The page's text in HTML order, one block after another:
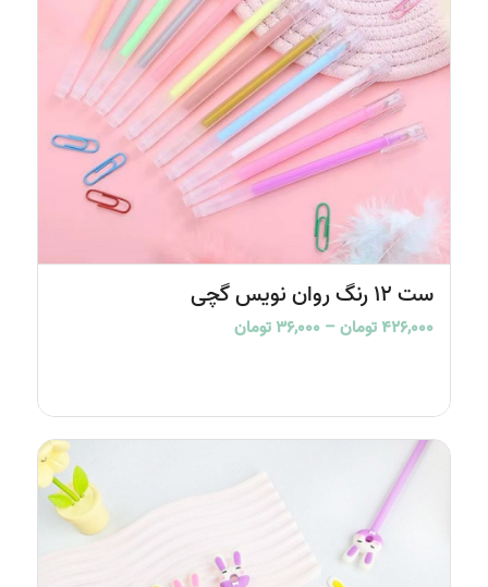
ست 12 رنگ روان نویس گچی
۴۲۶,۰۰۰ تومان– ۳۶,۰۰۰تومانPrice
۴۲۶,۰۰۰ تومان